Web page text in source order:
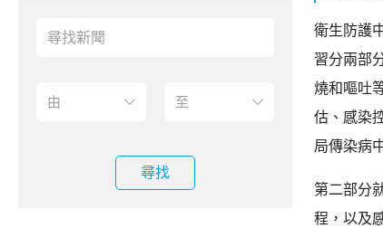
尋找
衛生防護
習分兩部
燒和嘔吐
估、感染
局傳染病
第二部分
程，以及